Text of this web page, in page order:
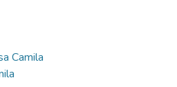
Camila